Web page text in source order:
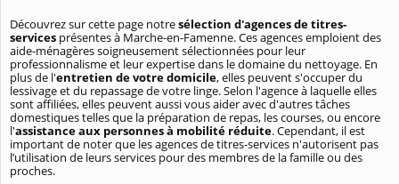
Découvrez sur cette page notresélection d'agences de titres-
services présentes à Marche-en-Famenne. Ces agences emploient des
aide-ménagères soigneusement sélectionnées pour leur
professionnalisme et leur expertise dans le domaine du nettoyage. En
plus de l'entretien de votre domicile, elles peuvent s'occuper du
lessivage et du repassage de votre linge. Selon l'agence à laquelle elles
sont affiliées, elles peuvent aussi vous aider avec d'autres tâches
domestiques telles que la préparation de repas, les courses, ou encore
l'assistance aux personnes à mobilité réduite. Cependant, il est
important de noter que les agences de titres-services n'autorisent pas
l’utilisation de leurs services pour des membres de la famille ou des
proches.